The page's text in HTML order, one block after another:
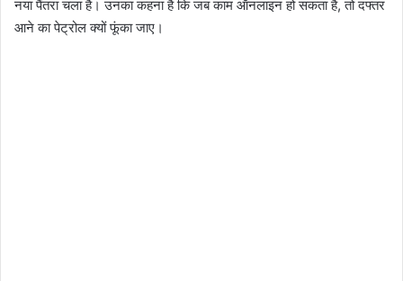
नया पैंतरा चला है। उनका कहना है कि जब काम ऑनलाइन हो सकता है, तो दफ्तर
आने का पेट्रोल क्यों फूंका जाए।